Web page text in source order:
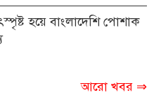
হয়ে বাংলাদেশি পোশাক
আরো খবর ⇒